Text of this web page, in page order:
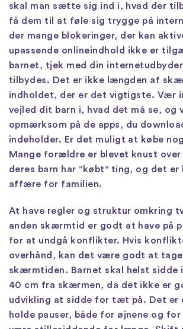
skal man sætte sig ind i, hvad der
få dem til at føle sig trygge på
der mange blokeringer, der kan
upassende onlineindhold ikke er
barnet, tjek med din
tilbydes. Det er ikke længden af
indholdet, der er det vigtigste. Vær
vejled dit barn i, hvad det må se, og
opmærksom på de apps, du
indeholder. Er det muligt at købe
Mange forældre er blevet knust
deres barn har "købt" ting, og det er
affære for familien.
At have regler og struktur omkring
anden skærmtid er godt at have på
for at undgå konflikter. Hvis
overhånd, kan det være godt at tage
skærmtiden. Barnet skal helst sidde
40 cm fra skærmen, da det ikke er
udvikling at sidde for tæt på. Det er
holde pauser, både for øjnene og